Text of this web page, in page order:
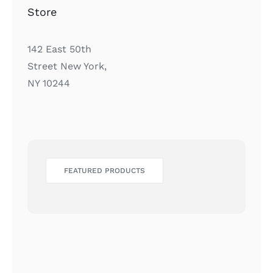
Store
142 East 50th
Street New York,
NY 10244
FEATURED PRODUCTS